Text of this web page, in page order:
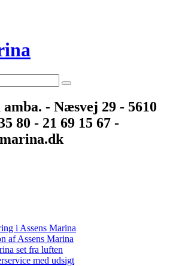
- Næsvej 29 - 5610
80 - 21 69 15 67 -
marina.dk
i Assens Marina
af Assens Marina
set fra luften
med udsigt